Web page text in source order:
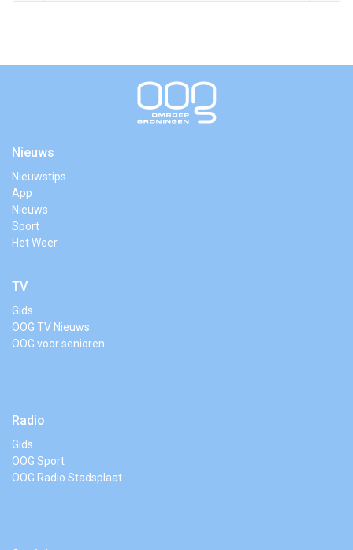
Nieuws
Nieuwstips
App
Nieuws
Sport
Het Weer
TV
Gids
OOG TV Nieuws
OOG voor senioren
Radio
Gids
OOG Sport
OOG Radio Stadsplaat